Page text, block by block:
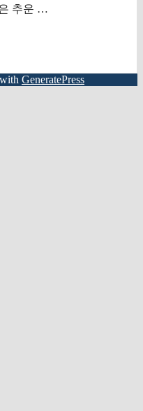
추운 …
GeneratePress